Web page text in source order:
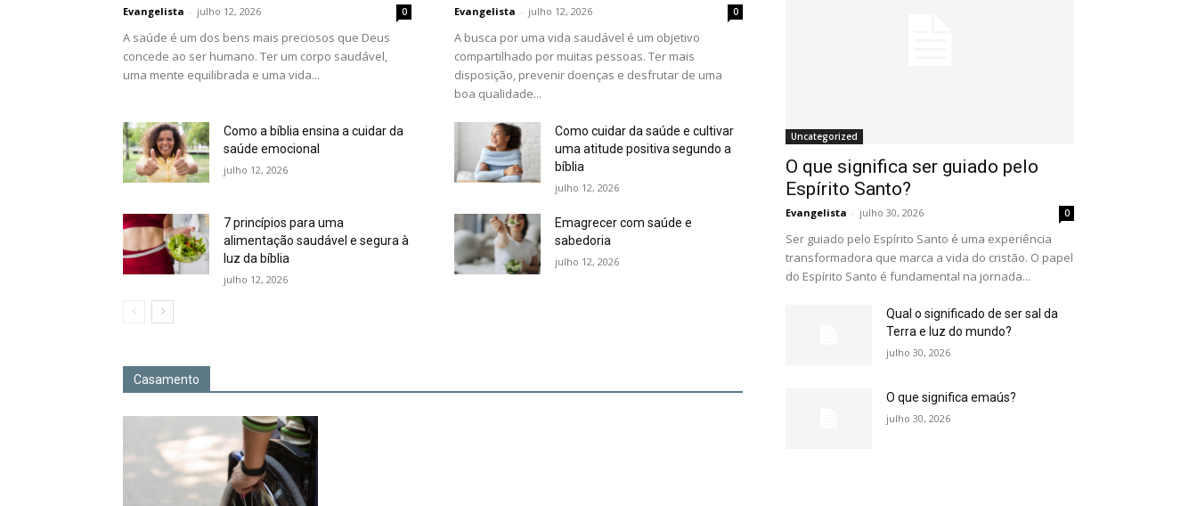
Evangelista - julho 12, 2026 0
A saúde é um dos bens mais preciosos que Deus
concede ao ser humano. Ter um corpo saudável,
uma mente equilibrada e uma vida...
Evangelista - julho 12, 2026 0
A busca por uma vida saudável é um objetivo
compartilhado por muitas pessoas. Ter mais
disposição, prevenir doenças e desfrutar de uma
boa qualidade...
Como a bíblia ensina a cuidar da
saúde emocional
julho 12, 2026
Como cuidar da saúde e cultivar
uma atitude positiva segundo a
bíblia
julho 12, 2026
7 princípios para uma
alimentação saudável e segura à
luz da bíblia
julho 12, 2026
Emagrecer com saúde e
sabedoria
julho 12, 2026
Casamento
Uncategorized
O que significa ser guiado pelo
Espírito Santo?
Evangelista - julho 30, 2026 0
Ser guiado pelo Espírito Santo é uma experiência
transformadora que marca a vida do cristão. O papel
do Espírito Santo é fundamental na jornada...
Qual o significado de ser sal da
Terra e luz do mundo?
julho 30, 2026
O que significa emaús?
julho 30, 2026